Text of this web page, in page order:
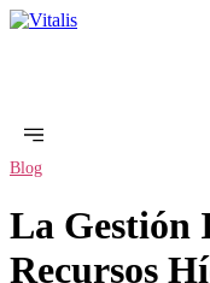
Blog
La Gestión
Recursos